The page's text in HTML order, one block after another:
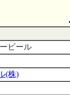
ビール
(株)